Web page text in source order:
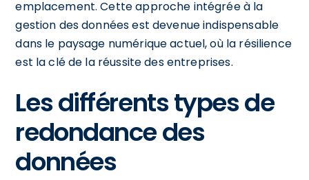
emplacement. Cette approche intégrée à la
gestion des données est devenue indispensable
dans le paysage numérique actuel, où la résilience
est la clé de la réussite des entreprises.
Les différents types de
redondance des
données